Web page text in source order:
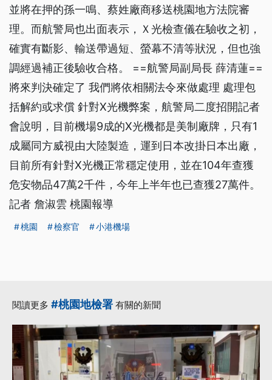
並將在押的孫一鳴、蔡姓廠商移送桃園地方法院審
理。而航警局也出面表示，Ｘ光檢查儀在驗收之初，
確實有斷影、輸送帶過短、螢幕不清等狀況，但也強
調經過補正後驗收合格。 ==航警局副局長 薛清蓮==
將來判決確定了 我們將依相關法令來做處理 處理包
括解約或求償 針對X光機弊案，航警局二度招開記者
會說明，目前機場9成的X光機都是美制廠牌，只有1
成屬同方威視由大陸製造，運到日本改掛日本出廠，
目前所有針對X光機正常穩定使用，並在104年查獲
危安物品47萬2千件，今年上半年也已查獲27萬件。
記者 詹淑雲 桃園報導
桃園 檢察官 小港機場
閱讀更多 #桃園地檢署 有關的新聞